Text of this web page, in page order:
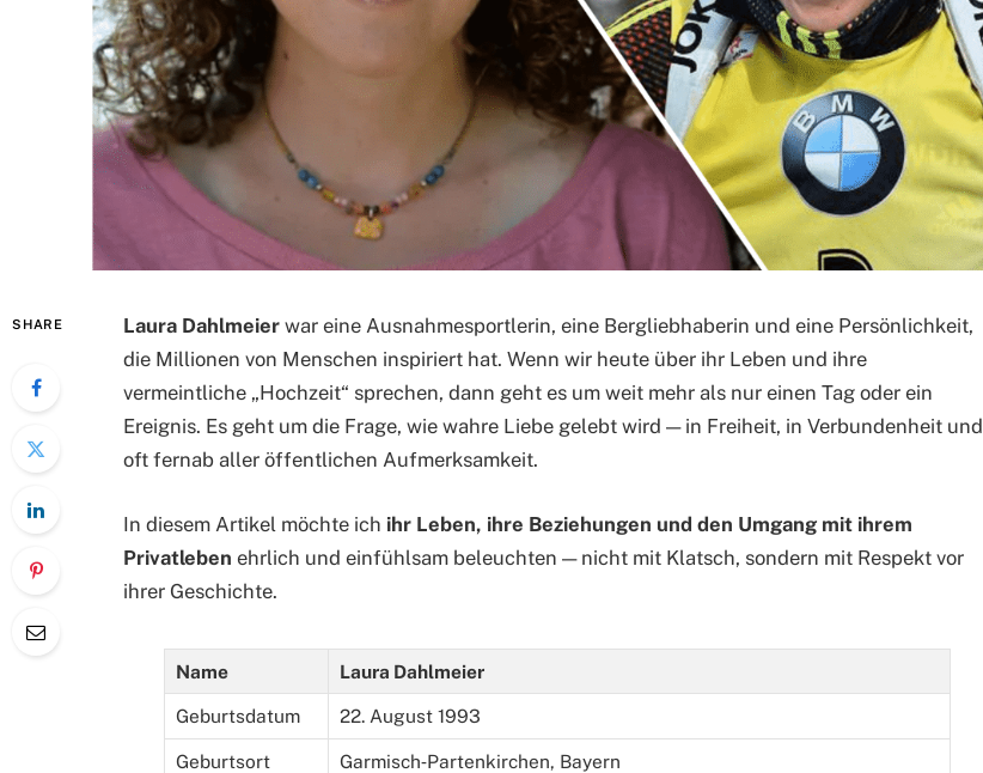
SHARE Laura Dahlmeier war eine Ausnahmesportlerin, eine Bergliebhaberin und eine Persönlichkeit,
die Millionen von Menschen inspiriert hat. Wenn wir heute über ihr Leben und ihre
vermeintliche „Hochzeit“ sprechen, dann geht es um weit mehr als nur einen Tag oder ein
Ereignis. Es geht um die Frage, wie wahre Liebe gelebt wird — in Freiheit, in Verbundenheit und
oft fernab aller öffentlichen Aufmerksamkeit.
In diesem Artikel möchte ich ihr Leben, ihre Beziehungen und den Umgang mit ihrem
Privatleben ehrlich und einfühlsam beleuchten — nicht mit Klatsch, sondern mit Respekt vor
ihrer Geschichte.
Name Laura Dahlmeier
Geburtsdatum 22. August 1993
Geburtsort Garmisch‑Partenkirchen, Bayern